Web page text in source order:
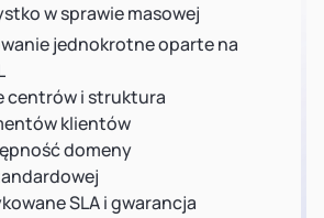
w sprawie masowej
jednokrotne oparte na
centrów i struktura
klientów
domeny
SLA i gwarancja